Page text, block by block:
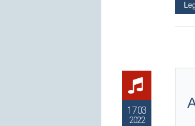
17.03
2022